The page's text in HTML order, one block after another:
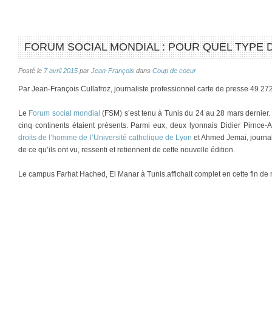
FORUM SOCIAL MONDIAL : POUR QUEL TYPE
Posté le 7 avril 2015 par Jean-François dans Coup de coeur
Par Jean-François Cullafroz, journaliste professionnel carte de presse 49
Le Forum social mondial (FSM) s’est tenu à Tunis du 24 au 28 mars
cinq continents étaient présents. Parmi eux, deux lyonnais Didier Pirnce-
droits de l’homme de l’Université catholique de Lyon et Ahmed Jemai,
de ce qu’ils ont vu, ressenti et retiennent de cette nouvelle édition.
Le campus Farhat Hached, El Manar à Tunis.affichait complet en cette fin